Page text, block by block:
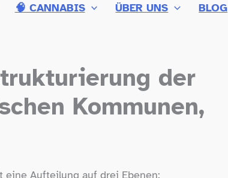
🧠 CANNABIS ÜBER UNS BLOG
der
Kommunen,
Aufteilung auf drei Ebenen: